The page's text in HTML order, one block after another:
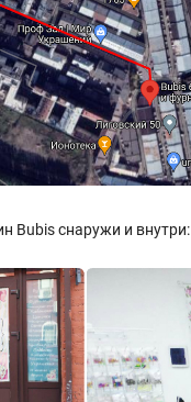
Bubis снаружи и внутри: